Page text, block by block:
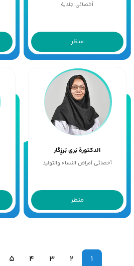
أخصائی جلدیة
منظر
الدکتورة بَری بَرزِگار
أخصائی أمراض النساء والتولید
منظر
1
2
3
4
5